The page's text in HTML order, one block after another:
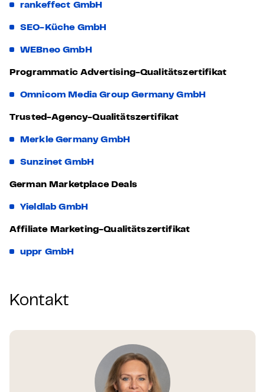
rankeffect GmbH
SEO-Küche GmbH
WEBneo GmbH
Programmatic Advertising-Qualitätszertifikat
Omnicom Media Group Germany GmbH
Trusted-Agency-Qualitätszertifikat
Merkle Germany GmbH
Sunzinet GmbH
German Marketplace Deals
Yieldlab GmbH
Affiliate Marketing-Qualitätszertifikat
uppr GmbH
Kontakt